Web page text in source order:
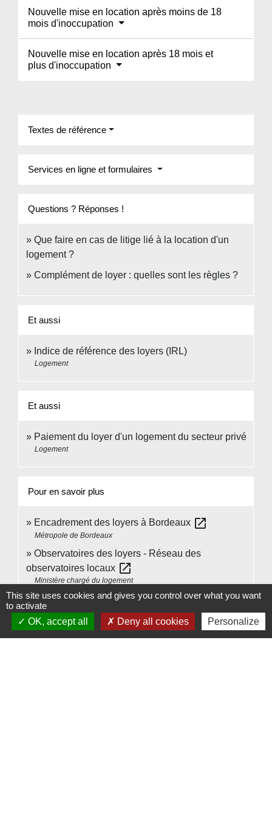
Nouvelle mise en location après moins de 18
mois d'inoccupation
Nouvelle mise en location après 18 mois et
plus d'inoccupation
Textes de référence
Services en ligne et formulaires
Questions ? Réponses !
Que faire en cas de litige lié à la location d'un
logement ?
Complément de loyer : quelles sont les règles ?
Et aussi
Indice de référence des loyers (IRL)
Logement
Et aussi
Paiement du loyer d'un logement du secteur privé
Logement
Pour en savoir plus
Encadrement des loyers à Bordeaux open_in_new
Métropole de Bordeaux
Observatoires des loyers - Réseau des
observatoires locaux open_in_new
Ministère chargé du logement
Article 140 de la loi n°2018-1021 du 23 novembre
2018open_in_new
Legifrance
This site uses cookies and gives you control over what you want
to activate
OK, accept all
Deny all cookies Personalize